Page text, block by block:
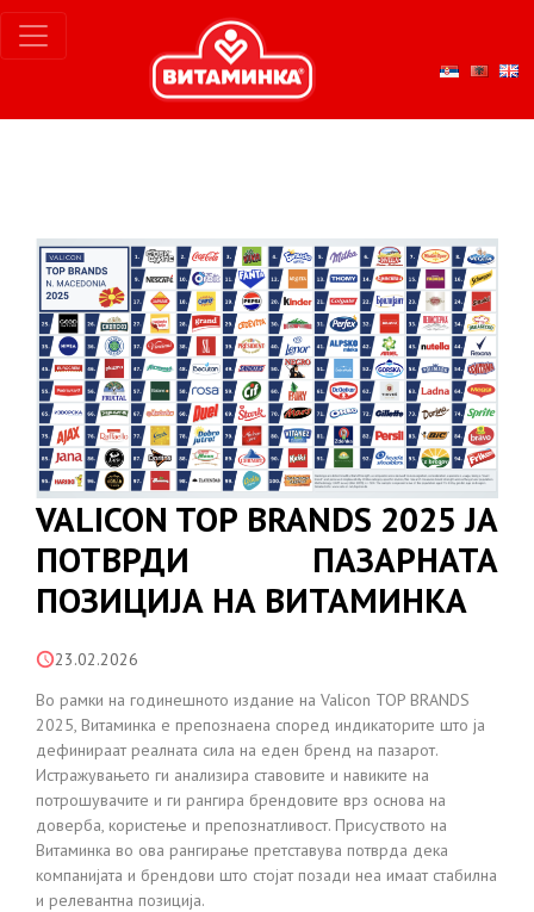
VALICON TOP BRANDS 2025 ЈА
ПОТВРДИ ПАЗАРНАТА
ПОЗИЦИЈА НА ВИТАМИНКА
23.02.2026
Во рамки на годинешното издание на Valicon TOP BRANDS
2025, Витаминка е препознаена според индикаторите што ја
дефинираат реалната сила на еден бренд на пазарот.
Истражувањето ги анализира ставовите и навиките на
потрошувачите и ги рангира брендовите врз основа на
доверба, користење и препознатливост. Присуството на
Витаминка во ова рангирање претставува потврда дека
компанијата и брендови што стојат позади неа имаат стабилна
и релевантна позиција.